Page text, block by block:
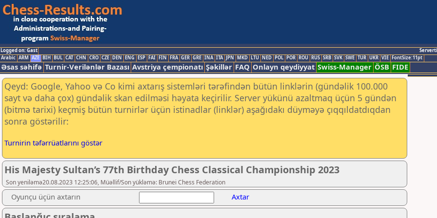
Logged on: Gast
Arabic ARM AZE BIH BUL CAT CHN CRO CZE DEN ENG ESP FAI FIN FRA GER GRE INA ITA JPN MKD LTU NED POL POR ROU RUS SRB SVK SWE TUR UKR VIE FontSize:11pt
Əsas səhifə Turnir-Verilənlər Bazası Avstriya çempionatı Şəkillər FAQ Onlayn qeydiyyat Swiss-Manager ÖSB FIDE
Qeyd: Google, Yahoo və Co kimi axtarış sistemləri tərəfindən bütün linklərin (gündəlik 100.000
sayt və daha çox) gündəlik skan edilməsi həyata keçirilir. Server yükünü azaltmaq üçün 5 gündən
(bitmə tarixi) keçmiş bütün turnirlər üçün istinadlar (linklər) aşağıdakı düyməyə çıqqıldatdıqdan
sonra göstərilir:
Turnirin təfərrüatlarını göstər
His Majesty Sultan’s 77th Birthday Chess Classical Championship 2023
Son yeniləmə20.08.2023 12:25:06, Müəllif/Son yükləmə: Brunei Chess Federation
Oyunçu üçün axtarın Axtar